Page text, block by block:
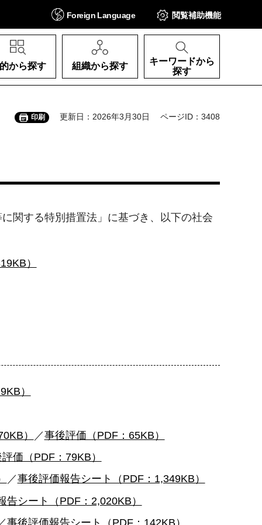
Foreign Language 閲覧補助機能
から探す 組織から探す
キーワードから
探す
印刷 更新日：2026年3月30日 ページID：3408
関する特別措置法」に基づき、以下の社会
）
）
） ／事後評価（PDF：65KB）
価（PDF：79KB）
／事後評価報告シート（PDF：1,349KB）
告シート（PDF：2,020KB）